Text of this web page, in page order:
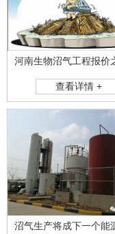
查看详情 +